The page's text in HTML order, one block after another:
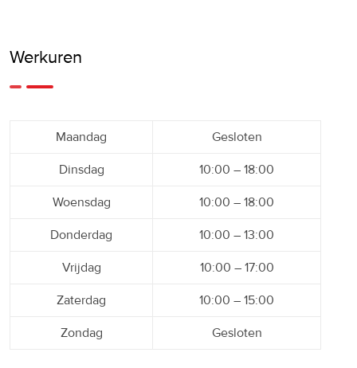
Werkuren
Maandag Gesloten
Dinsdag 10:00 – 18:00
Woensdag 10:00 – 18:00
Donderdag 10:00 – 13:00
Vrijdag 10:00 – 17:00
Zaterdag 10:00 – 15:00
Zondag Gesloten